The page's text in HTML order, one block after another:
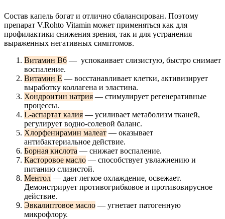
Состав капель богат и отлично сбалансирован. Поэтому
препарат V.Rohto Vitamin может применяться как для
профилактики снижения зрения, так и для устранения
выраженных негативных симптомов.
Витамин В6 — успокаивает слизистую, быстро снимает
воспаление.
Витамин Е — восстанавливает клетки, активизирует
выработку коллагена и эластина.
Хондроитин натрия — стимулирует регенеративные
процессы.
L-аспартат калия — усиливает метаболизм тканей,
регулирует водно-солевой баланс.
Хлорфенирамин малеат — оказывает
антибактериальное действие.
Борная кислота — снижает воспаление.
Касторовое масло — способствует увлажнению и
питанию слизистой.
Ментол — дает легкое охлаждение, освежает.
Демонстрирует противогрибковое и противовирусное
действие.
Эвкалиптовое масло — угнетает патогенную
микрофлору.